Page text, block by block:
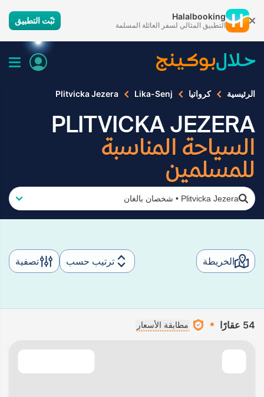
Halalbooking
التطبيق المثالي لسفر العائلة المسلمة ثبّت التطبيق
الرئيسية كرواتيا Lika-Senj
Plitvicka Jezera
PLITVICKA JEZERA
السياحة المناسبة
للمسلمين
Plitvicka Jezera
• شخصان بالغان
الخريطة ترتيب حسب تصفية
54 عقارًا مطابقة الأسعار